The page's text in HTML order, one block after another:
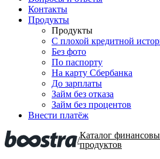
Контакты
Продукты
Продукты
C плохой кредитной
Без фото
По паспорту
На карту Сбербанка
До зарплаты
Займ без отказа
Займ без процентов
Внести платёж
/Каталог
продуктов